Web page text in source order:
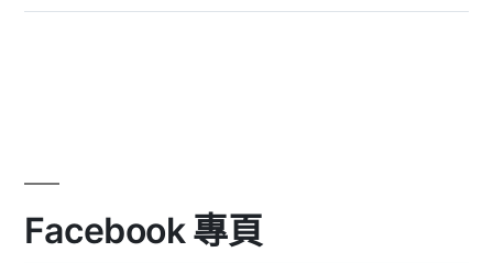
Facebook 專頁